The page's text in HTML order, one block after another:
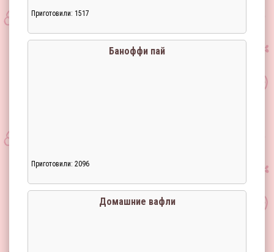
Приготовили: 1517
Баноффи пай
Приготовили: 2096
Домашние вафли